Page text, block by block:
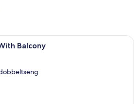
Sengetøy av topp kvalitet, safe på
Balcony